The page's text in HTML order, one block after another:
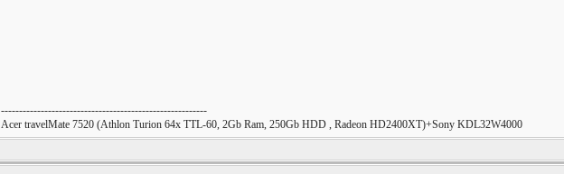
---------------------------------------------------------
Acer travelMate 7520 (Athlon Turion 64x TTL-60, 2Gb Ram, 250Gb HDD , Radeon HD2400XT)+Sony KDL32W4000